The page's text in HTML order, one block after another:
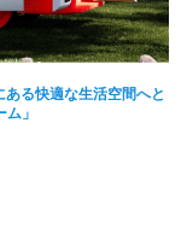
る快適な生活空間へと
」